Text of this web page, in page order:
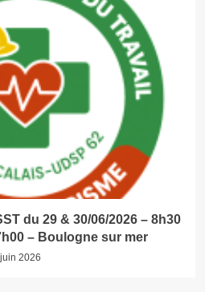
du 29 & 30/06/2026 – 8h30
– Boulogne sur mer
2026